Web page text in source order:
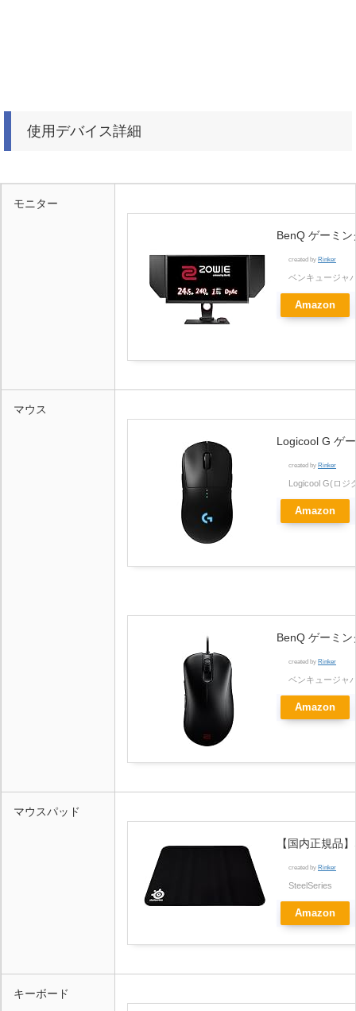
使用デバイス詳細
モニター
BenQ ゲーミ
created by Rinker
ベンキュージャ
Amazon
マウス
Logicool G ゲ
created by Rinker
Logicool G(ロジ
Amazon
BenQ ゲーミ
created by Rinker
ベンキュージャ
Amazon
マウスパッド
【国内正規品
created by Rinker
SteelSeries
Amazon
キーボード